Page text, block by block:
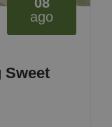
ago
Sweet